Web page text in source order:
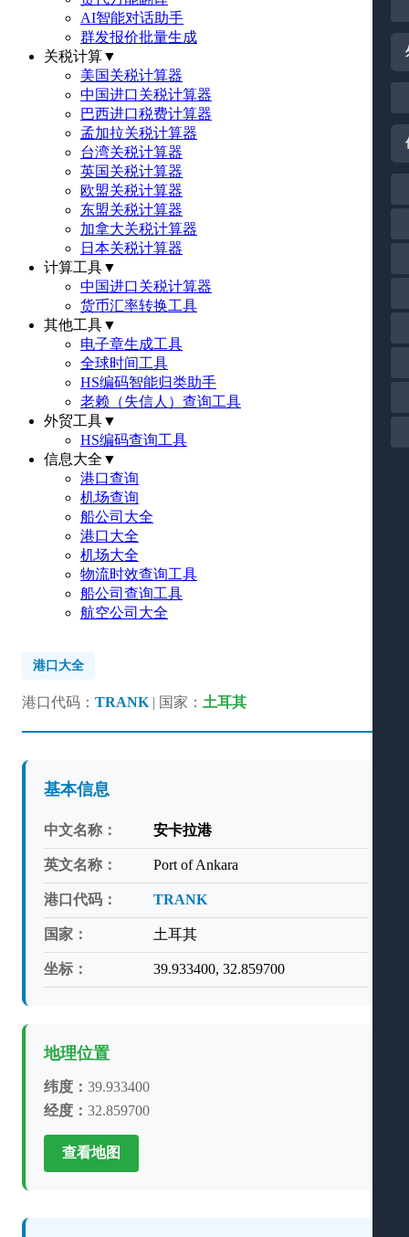
AI智能对话助手
群发报价批量生成
关税计算▼
美国关税计算器
中国进口关税计算器
巴西进口税费计算器
孟加拉关税计算器
台湾关税计算器
英国关税计算器
欧盟关税计算器
东盟关税计算器
加拿大关税计算器
日本关税计算器
计算工具▼
中国进口关税计算器
货币汇率转换工具
其他工具▼
电子章生成工具
全球时间工具
HS编码智能归类助手
老赖（失信人）查询工具
外贸工具▼
HS编码查询工具
信息大全 ▼
港口查询
机场查询
船公司大全
港口大全
机场大全
物流时效查询工具
船公司查询工具
航空公司大全
港口大全
港口代码： TRANK | 国家： 土耳其
基本信息
中文名称： 安卡拉港
英文名称： Port of Ankara
港口代码： TRANK
国家： 土耳其
坐标： 39.933400, 32.859700
地理位置
纬度： 39.933400
经度： 32.859700
查看地图